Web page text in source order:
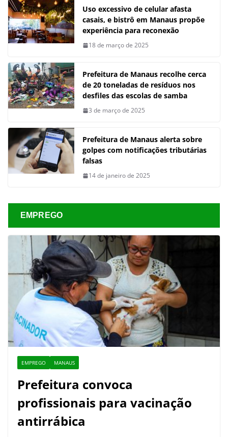
Uso excessivo de celular afasta
casais, e bistrô em Manaus propõe
experiência para reconexão
18 de março de 2025
Prefeitura de Manaus recolhe cerca
de 20 toneladas de resíduos nos
desfiles das escolas de samba
3 de março de 2025
Prefeitura de Manaus alerta sobre
golpes com notificações tributárias
falsas
14 de janeiro de 2025
EMPREGO
EMPREGO MANAUS
Prefeitura convoca
profissionais para vacinação
antirrábica